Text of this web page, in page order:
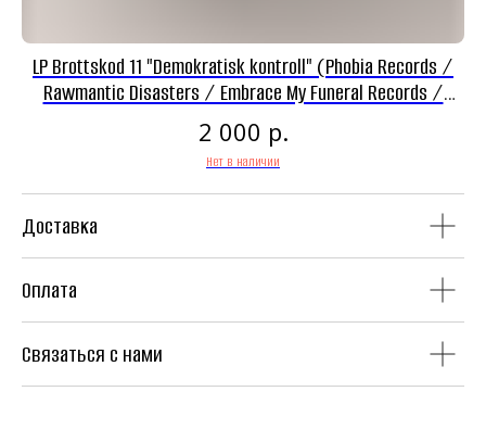
LP Brottskod 11 "Demokratisk kontroll" (Phobia Records /
Rawmantic Disasters / Embrace My Funeral Records /
Headnoise Records)
2 000 р.
Нет в наличии
Доставка
Оплата
Связаться с нами
Винил CD
Аудиокассеты